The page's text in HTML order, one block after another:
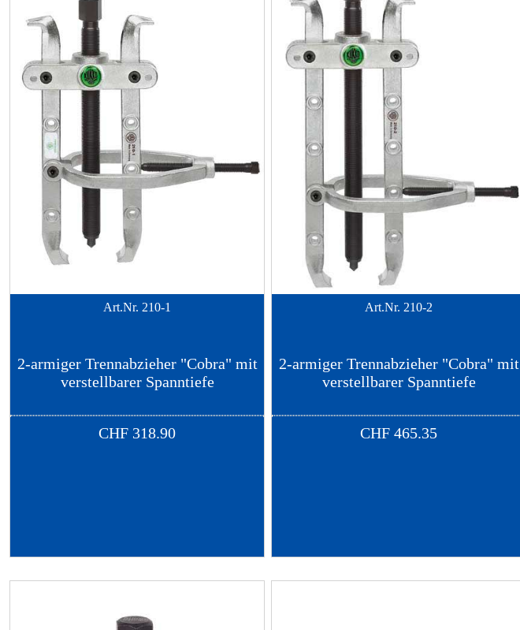
Art.Nr. 210-1
2-armiger Trennabzieher "Cobra" mit
verstellbarer Spanntiefe
CHF 318.90
Art.Nr. 210-2
2-armiger Trennabzieher "Cobra" mit
verstellbarer Spanntiefe
CHF 465.35